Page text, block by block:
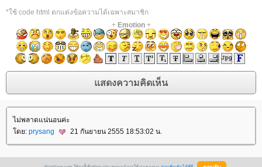
*ใช้ code html ตกแต่งข้อความได้เฉพาะสมาชิก
+ Emotion+
ไม่พลาดแน่นอนค่ะ
ดย: prysang 21 กันยายน 2555 18:53:02 น.